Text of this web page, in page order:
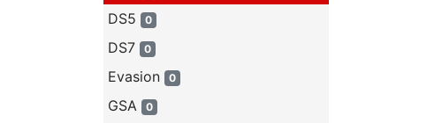
DS5 0
DS7 0
Evasion 0
GSA 0